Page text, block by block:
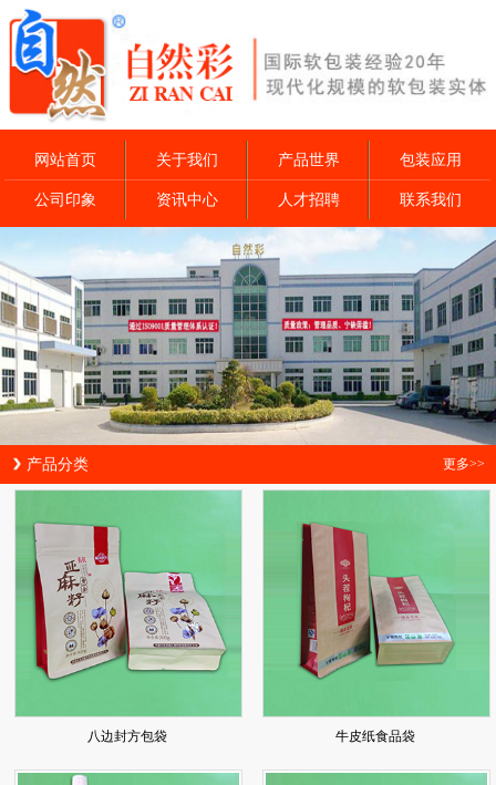
网站首页 关于我们 产品世界 包装应用
公司印象 资讯中心 人才招聘 联系我们
更多>>
产品分类
八边封方包袋 牛皮纸食品袋